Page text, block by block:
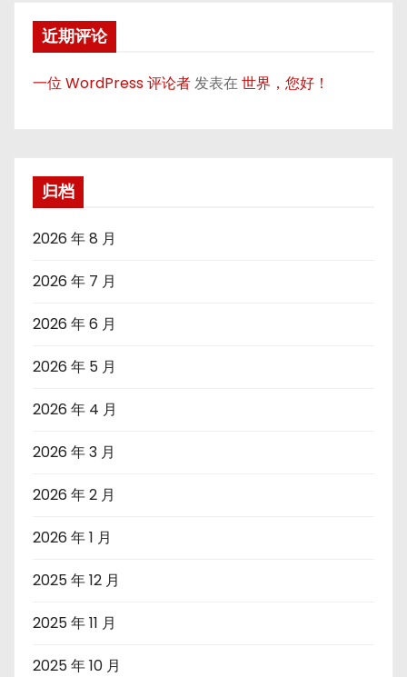
近期评论
一位 WordPress 评论者发表在世界，您好！
归档
2026 年 8 月
2026 年 7 月
2026 年 6 月
2026 年 5 月
2026 年 4 月
2026 年 3 月
2026 年 2 月
2026 年 1 月
2025 年 12 月
2025 年 11 月
2025 年 10 月